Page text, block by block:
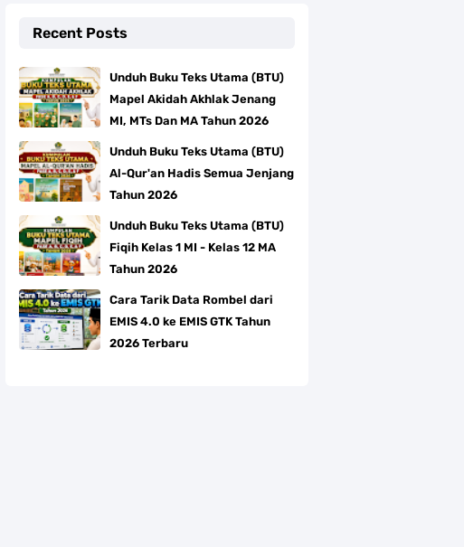
Recent Posts
Unduh Buku Teks Utama (BTU)
Mapel Akidah Akhlak Jenang
MI, MTs Dan MA Tahun 2026
Unduh Buku Teks Utama (BTU)
Al-Qur'an Hadis Semua Jenjang
Tahun 2026
Unduh Buku Teks Utama (BTU)
Fiqih Kelas 1 MI - Kelas 12 MA
Tahun 2026
Cara Tarik Data Rombel dari
EMIS 4.0 ke EMIS GTK Tahun
2026 Terbaru